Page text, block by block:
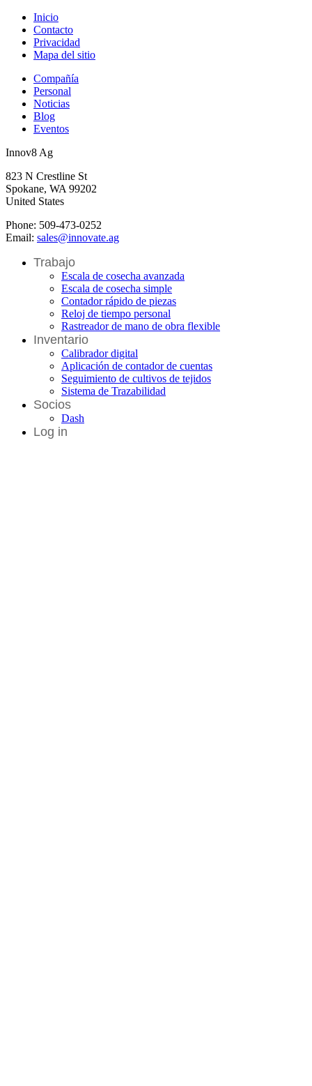
Inicio
Contacto
Privacidad
Mapa del sitio
Compañía
Personal
Noticias
Blog
Eventos
Innov8 Ag
823 N Crestline St
Spokane, WA 99202
United States
Phone: 509-473-0252
Email: sales@innovate.ag
Trabajo
Escala de cosecha avanzada
Escala de cosecha simple
Contador rápido de piezas
Reloj de tiempo personal
Rastreador de mano de obra flexible
Inventario
Calibrador digital
Aplicación de contador de cuentas
Seguimiento de cultivos de tejidos
Sistema de Trazabilidad
Socios
Dash
Log in